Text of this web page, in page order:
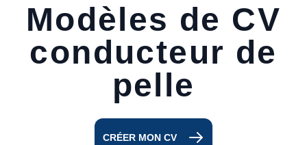
Modèles de CV
conducteur de
pelle
CRÉER MON CV